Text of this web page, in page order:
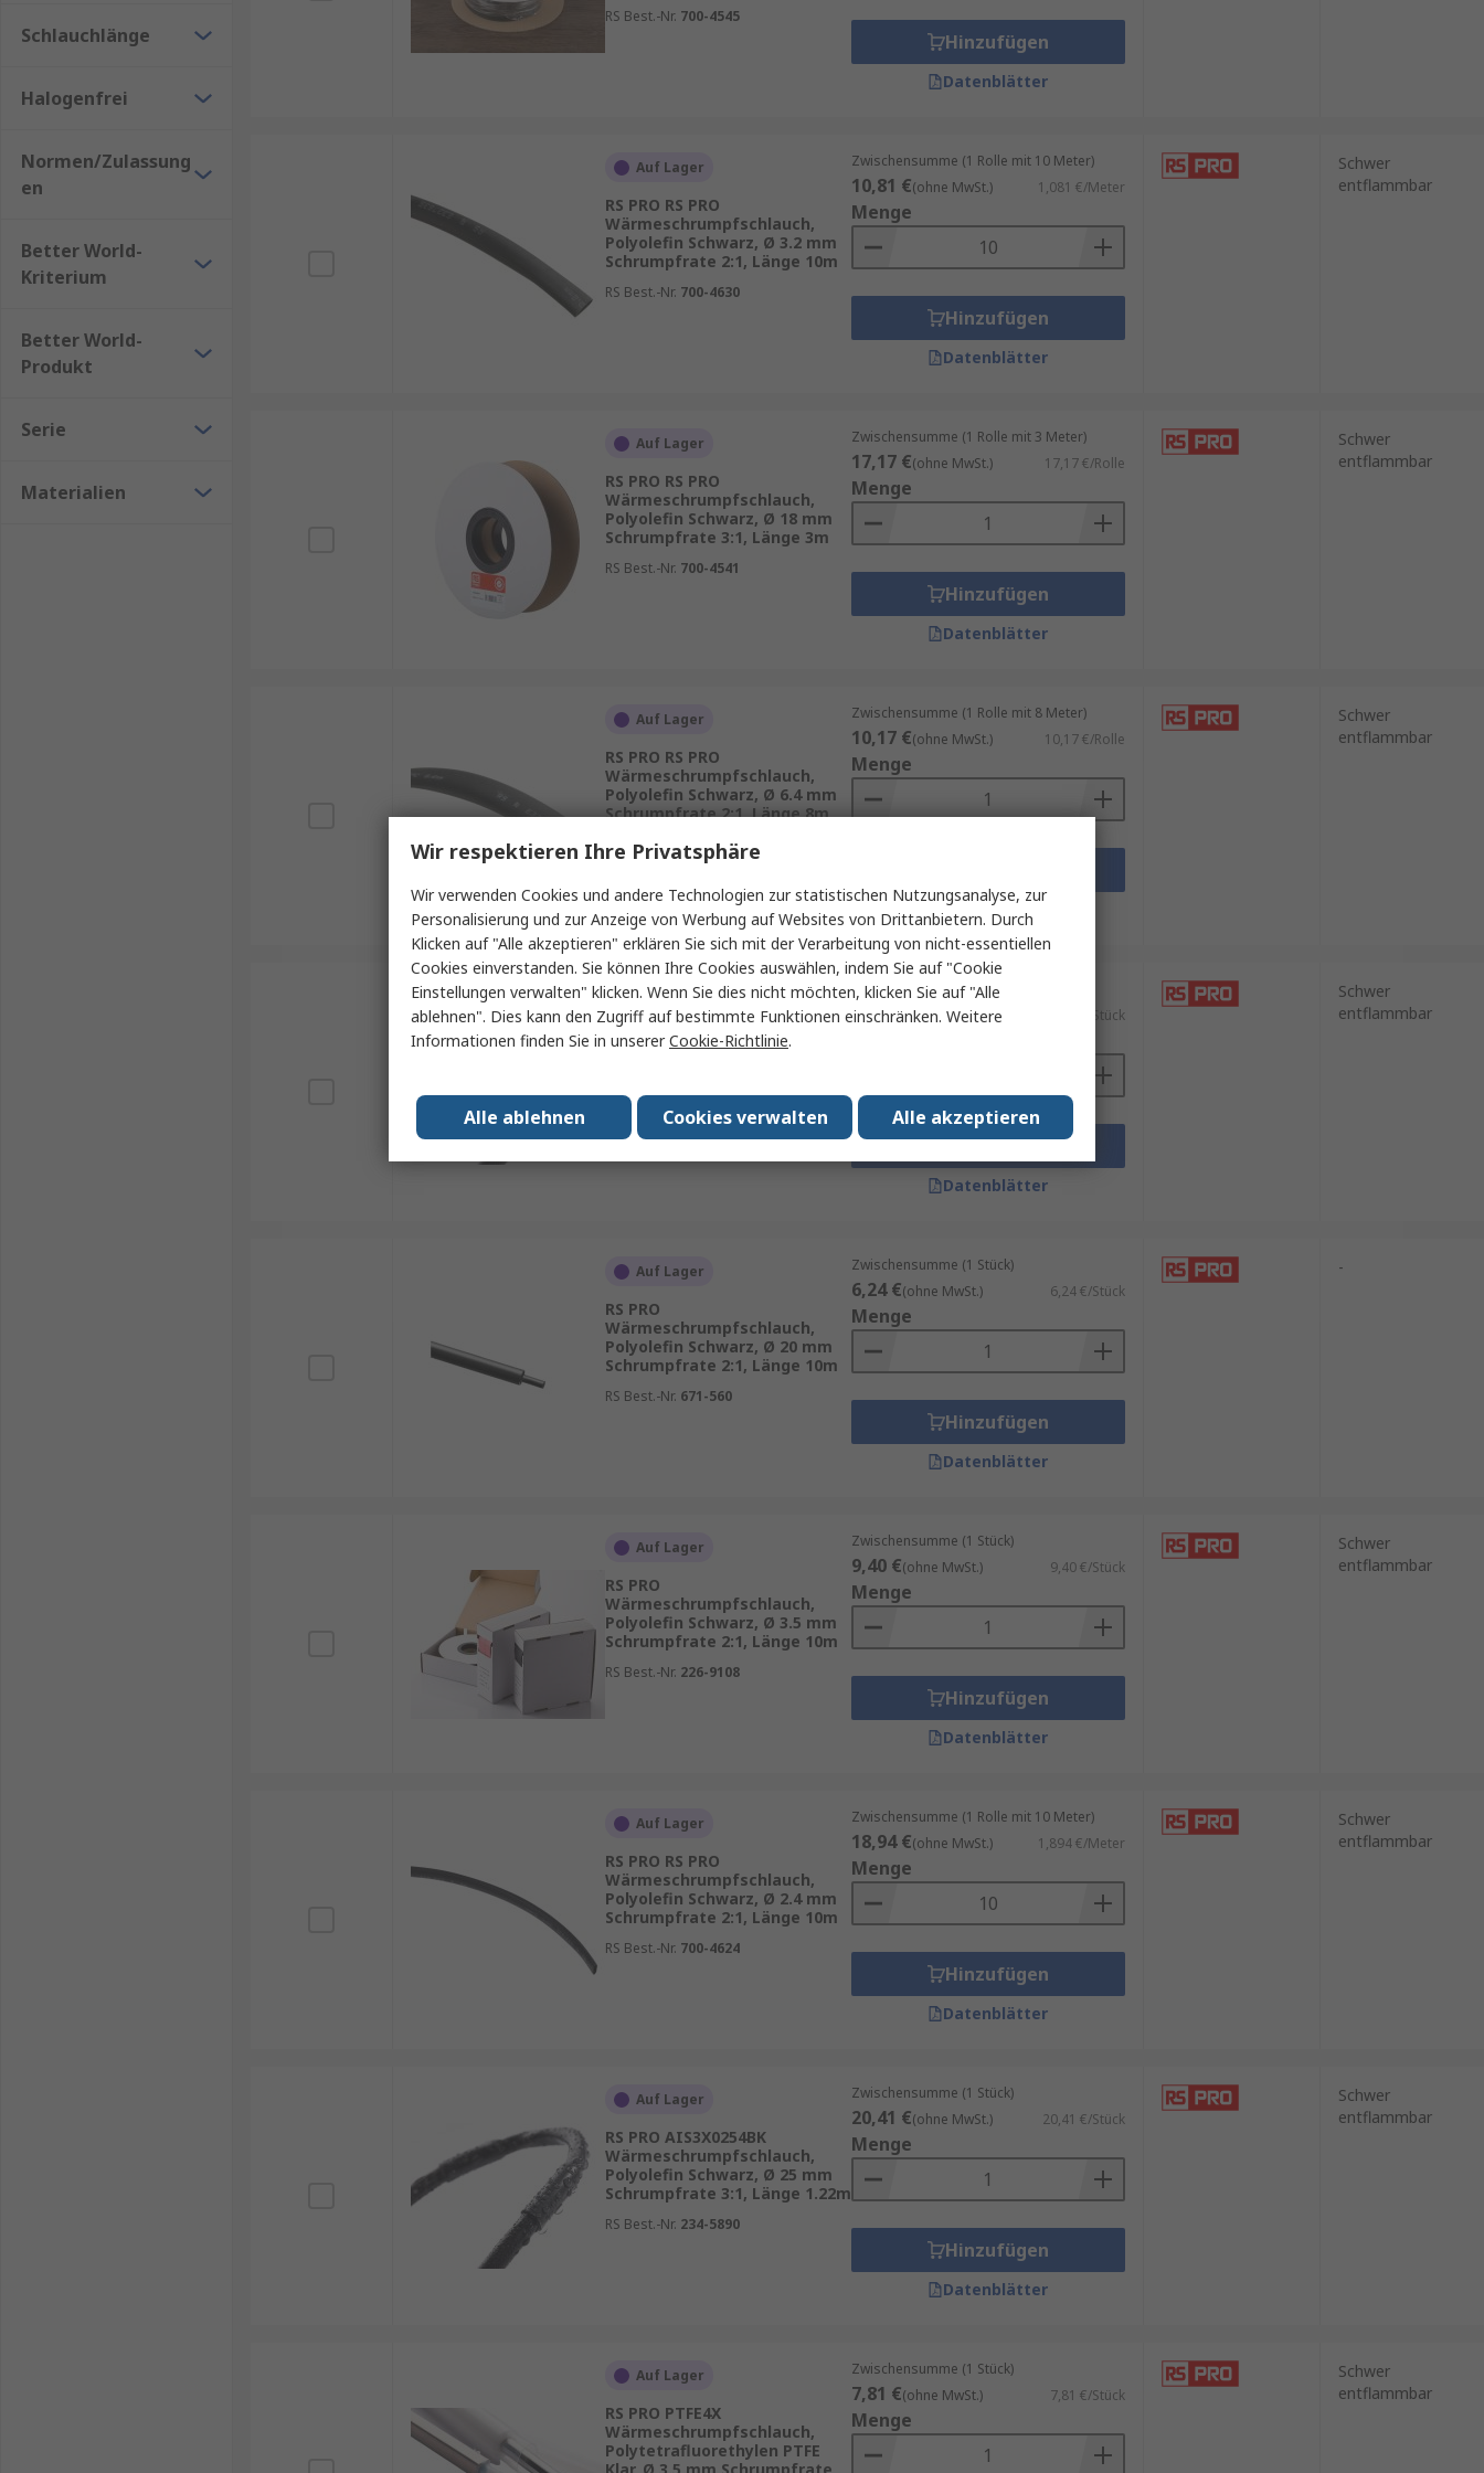
Schlauchlänge
Halogenfrei
Normen/Zulassung
en
Better World-
Kriterium
Better World-
Produkt
Serie
Materialien
RS Best.-Nr. 700-4545
Hinzufügen
Datenblätter
Auf Lager
RS PRO RS PRO
Wärmeschrumpfschlauch,
Polyolefin Schwarz, Ø 3.2 mm
Schrumpfrate 2:1, Länge 10m
RS Best.-Nr. 700-4630
Zwischensumme (1 Rolle mit 10 Meter)
10,81 €(ohne MwSt.) 1,081 €/Meter
Menge
Hinzufügen
Datenblätter
Schwer
entflammbar
Auf Lager
RS PRO RS PRO
Wärmeschrumpfschlauch,
Polyolefin Schwarz, Ø 18 mm
Schrumpfrate 3:1, Länge 3m
RS Best.-Nr. 700-4541
Zwischensumme (1 Rolle mit 3 Meter)
17,17 €(ohne MwSt.) 17,17 €/Rolle
Menge
Hinzufügen
Datenblätter
Schwer
entflammbar
Auf Lager
RS PRO RS PRO
Wärmeschrumpfschlauch,
Polyolefin Schwarz, Ø 6.4 mm
Schrumpfrate 2:1, Länge 8m
RS Best.-Nr.700-4646
Zwischensumme (1 Rolle mit 8 Meter)
10,17 €(ohne MwSt.) 10,17 €/Rolle
Menge
Datenblätter
Schwer
entflammbar
Auf Lager
RS PRO AIS4X0320BK
Wärmeschrumpfschlauch,
RS Best.-Nr.234-5899
Zwischensumme (1 Stück)
19,57 €(ohne MwSt.) 19,57 €/Stück
Hinzufügen
Datenblätter
Schwer
entflammbar
Auf Lager
RS PRO
Wärmeschrumpfschlauch,
Polyolefin Schwarz, Ø 20 mm
Schrumpfrate 2:1, Länge 10m
RS Best.-Nr. 671-560
Zwischensumme (1 Stück)
6,24 €(ohne MwSt.) 6,24 €/Stück
Menge
Hinzufügen
Datenblätter
-
Auf Lager
RS PRO
Wärmeschrumpfschlauch,
Polyolefin Schwarz, Ø 3.5 mm
Schrumpfrate 2:1, Länge 10m
RS Best.-Nr. 226-9108
Zwischensumme (1 Stück)
9,40 €(ohne MwSt.) 9,40 €/Stück
Menge
Hinzufügen
Datenblätter
Schwer
entflammbar
Auf Lager
RS PRO RS PRO
Wärmeschrumpfschlauch,
Polyolefin Schwarz, Ø 2.4 mm
Schrumpfrate 2:1, Länge 10m
RS Best.-Nr. 700-4624
Zwischensumme (1 Rolle mit 10 Meter)
18,94 €(ohne MwSt.) 1,894 €/Meter
Menge
Hinzufügen
Datenblätter
Schwer
entflammbar
Auf Lager
RS PRO AIS3X0254BK
Wärmeschrumpfschlauch,
Polyolefin Schwarz, Ø 25 mm
Schrumpfrate 3:1, Länge 1.22m
RS Best.-Nr. 234-5890
Zwischensumme (1 Stück)
20,41 €(ohne MwSt.) 20,41 €/Stück
Menge
Hinzufügen
Datenblätter
Schwer
entflammbar
Auf Lager
RS PRO PTFE4X
Wärmeschrumpfschlauch,
Polytetrafluorethylen PTFE
Zwischensumme (1 Stück)
7,81 €(ohne MwSt.) 7,81 €/Stück
Menge
Schwer
entflammbar
Wir respektieren Ihre Privatsphäre
Wir verwenden Cookies und andere Technologien zur statistischen Nutzungsanalyse, zur
Personalisierung und zur Anzeige von Werbung auf Websites von Drittanbietern. Durch
Klicken auf "Alle akzeptieren" erklären Sie sich mit der Verarbeitung von nicht-essentiellen
Cookies einverstanden. Sie können Ihre Cookies auswählen, indem Sie auf "Cookie
Einstellungen verwalten" klicken. Wenn Sie dies nicht möchten, klicken Sie auf "Alle
ablehnen". Dies kann den Zugriff auf bestimmte Funktionen einschränken. Weitere
Informationen finden Sie in unsererCookie-Richtlinie.
Alle akzeptieren
Cookies verwalten
Alle ablehnen